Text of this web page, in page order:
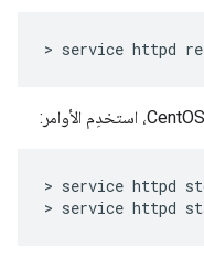
> service httpd
> service httpd
> service httpd